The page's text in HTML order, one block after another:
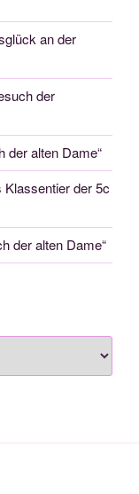
an der
der
der alten Dame“
der 5c
der alten Dame“